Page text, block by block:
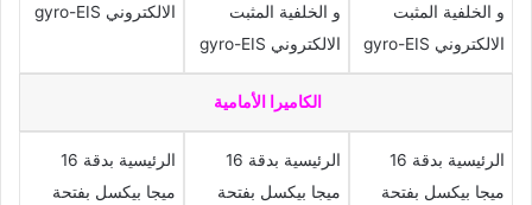
و الخلفية المثبت
الالكتروني gyro-EIS
و الخلفية المثبت
الالكتروني gyro-EIS
الالكتروني gyro-EIS
الكاميرا الأمامية
الرئيسية بدقة 16
ميجا بيكسل بفتحة
الرئيسية بدقة 16
ميجا بيكسل بفتحة
الرئيسية بدقة 16
ميجا بيكسل بفتحة